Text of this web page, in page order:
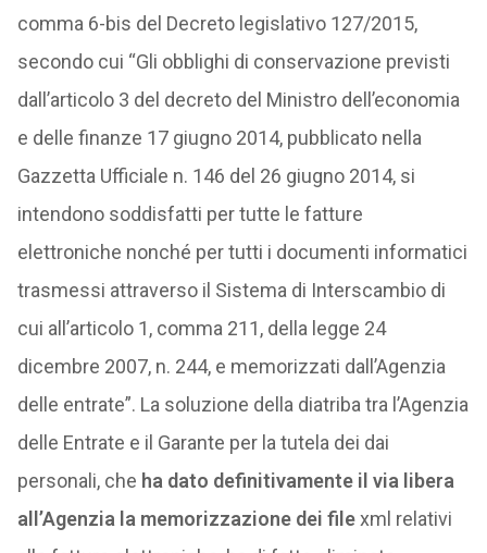
comma 6-bis del Decreto legislativo 127/2015,
secondo cui “Gli obblighi di conservazione previsti
dall’articolo 3 del decreto del Ministro dell’economia
e delle finanze 17 giugno 2014, pubblicato nella
Gazzetta Ufficiale n. 146 del 26 giugno 2014, si
intendono soddisfatti per tutte le fatture
elettroniche nonché per tutti i documenti informatici
trasmessi attraverso il Sistema di Interscambio di
cui all’articolo 1, comma 211, della legge 24
dicembre 2007, n. 244, e memorizzati dall’Agenzia
delle entrate”. La soluzione della diatriba tra l’Agenzia
delle Entrate e il Garante per la tutela dei dai
personali, che ha dato definitivamente il via libera
all’Agenzia la memorizzazione dei filexml relativi